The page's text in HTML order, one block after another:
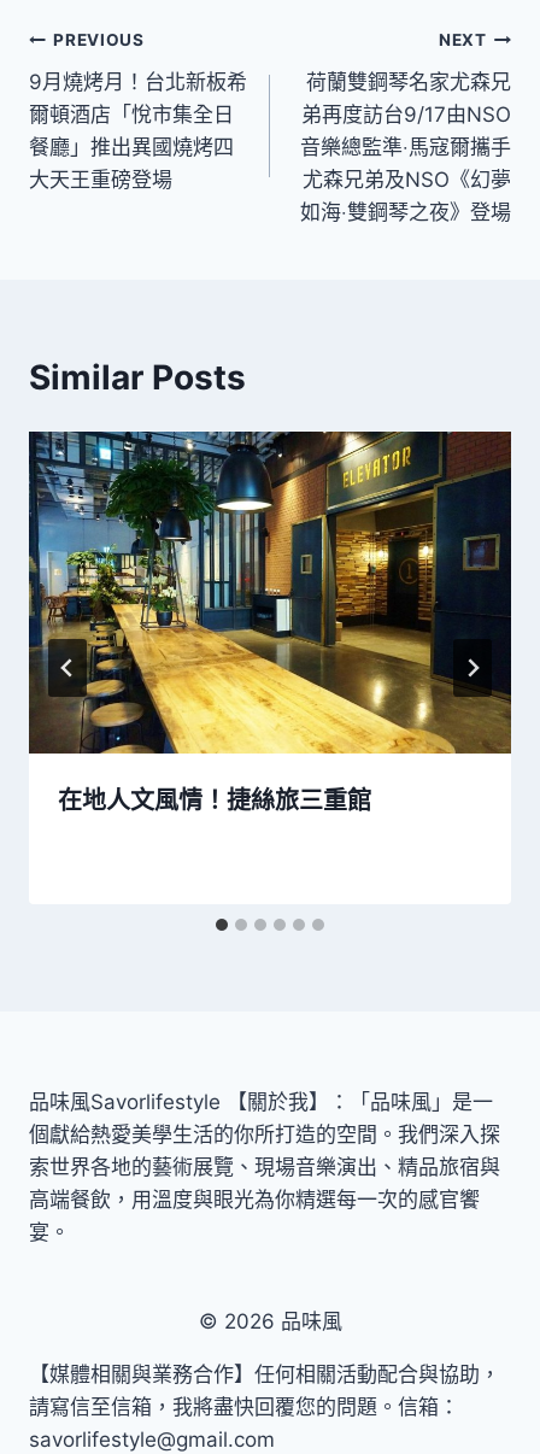
文
章
導
覽
PREVIOUS
9月燒烤月！台北新板希
爾頓酒店「悅市集全日
餐廳」推出異國燒烤四
大天王重磅登場
NEXT
荷蘭雙鋼琴名家尤森兄
弟再度訪台9/17由NSO
音樂總監準‧馬寇爾攜手
尤森兄弟及NSO《幻夢
如海‧雙鋼琴之夜》登場
Similar Posts
在地人文風情！捷絲旅三重館
品味風Savorlifestyle 【關於我】：「品味風」是一
個獻給熱愛美學生活的你所打造的空間。我們深入探
索世界各地的藝術展覽、現場音樂演出、精品旅宿與
高端餐飲，用溫度與眼光為你精選每一次的感官饗
宴。
© 2026 品味風
【媒體相關與業務合作】任何相關活動配合與協助，
請寫信至信箱，我將盡快回覆您的問題。信箱：
savorlifestyle@gmail.com